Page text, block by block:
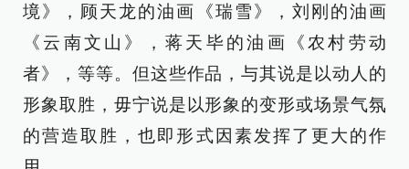
境》，顾天龙的油画《瑞雪》，刘刚的油画
《云南文山》，蒋天毕的油画《农村劳动
者》，等等。但这些作品，与其说是以动人的
形象取胜，毋宁说是以形象的变形或场景气氛
的营造取胜，也即形式因素发挥了更大的作